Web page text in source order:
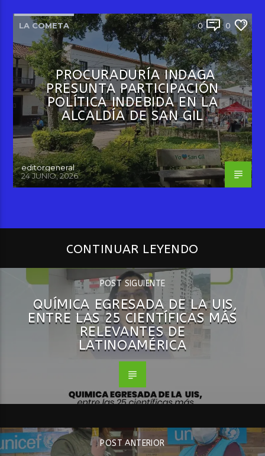
LA COMETA 0 0
PROCURADURÍA INDAGA
PRESUNTA PARTICIPACIÓN
POLÍTICA INDEBIDA EN LA
ALCALDÍA DE SAN GIL
editorgeneral
24 JUNIO, 2026
CONTINUAR LEYENDO
POST SIGUIENTE
QUÍMICA EGRESADA DE LA UIS,
ENTRE LAS 25 CIENTÍFICAS MÁS
RELEVANTES DE
LATINOAMÉRICA
POST ANTERIOR